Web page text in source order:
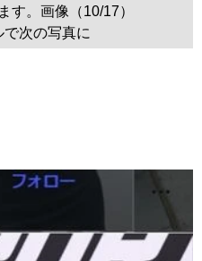
す。画像（10/17）
で次の写真に